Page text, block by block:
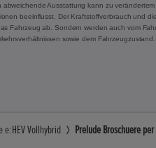
Ausstattung kann zu
beeinflusst. Der Kraftstoffverbrauch und
Fahrzeug ab. Sondern werden auch vom
sowie dem
e:HEV Vollhybrid Prelude Broschuere